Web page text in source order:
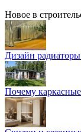
Новое в
Дизайн
Почему каркасные